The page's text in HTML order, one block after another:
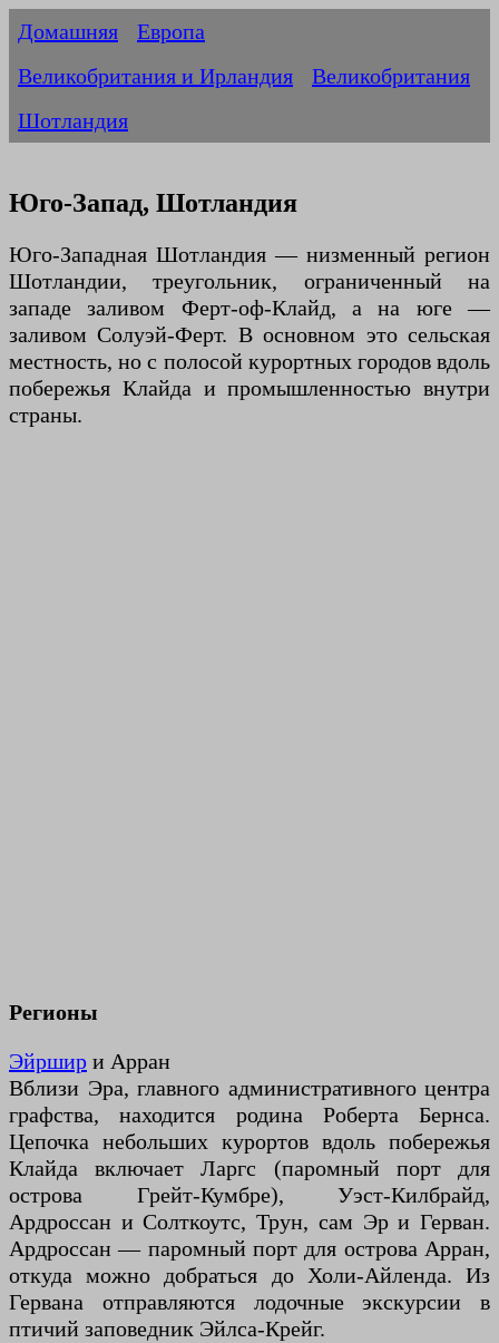
Домашняя
Европа
Великобритания и Ирландия
Великобритания
Шотландия
Юго-Запад, Шотландия
Юго-Западная Шотландия — низменный регион
Шотландии, треугольник, ограниченный на
западе заливом Ферт-оф-Клайд, а на юге —
заливом Солуэй-Ферт. В основном это сельская
местность, но с полосой курортных городов вдоль
побережья Клайда и промышленностью внутри
страны.
Регионы
Эйршир и Арран
Вблизи Эра, главного административного центра
графства, находится родина Роберта Бернса.
Цепочка небольших курортов вдоль побережья
Клайда включает Ларгс (паромный порт для
острова Грейт-Кумбре), Уэст-Килбрайд,
Ардроссан и Солткоутс, Трун, сам Эр и Герван.
Ардроссан — паромный порт для острова Арран,
откуда можно добраться до Холи-Айленда. Из
Гервана отправляются лодочные экскурсии в
птичий заповедник Эйлса-Крейг.